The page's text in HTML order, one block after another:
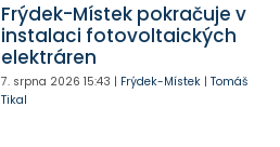
Frýdek-Místek pokračuje v
instalaci fotovoltaických
elektráren
7. srpna 2026 15:43 | Frýdek-Místek| Tomáš
Tikal